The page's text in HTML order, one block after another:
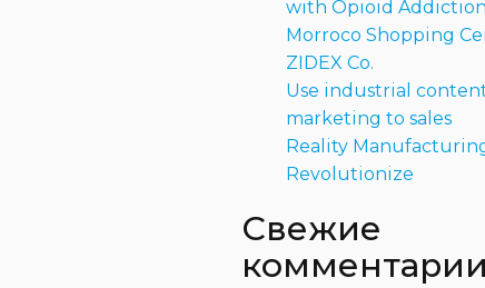
with Opioid
Morroco Shopping
ZIDEX Co.
Use industrial
marketing to sales
Reality
Revolutionize
Свежие
комментарии